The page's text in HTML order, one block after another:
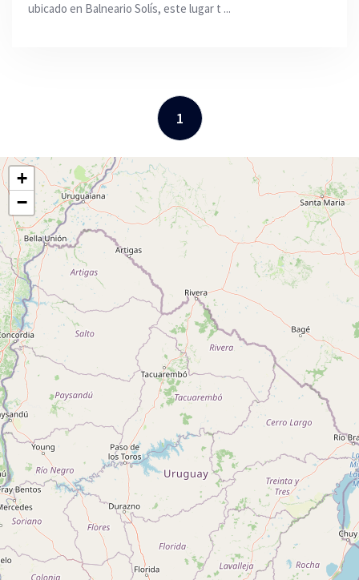
ubicado en Balneario Solís, este lugar t ...
1
+
−